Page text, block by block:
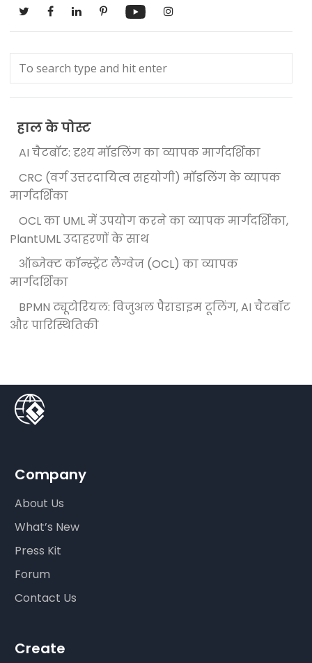
हाल के पोस्ट
AI चैटबॉट: दृश्य मॉडलिंग का व्यापक मार्गदर्शिका
CRC (वर्ग उत्तरदायित्व सहयोगी) मॉडलिंग के व्यापक
मार्गदर्शिका
OCL का UML में उपयोग करने का व्यापक मार्गदर्शिका,
PlantUML उदाहरणों के साथ
ऑब्जेक्ट कॉन्स्ट्रेंट लैंग्वेज (OCL) का व्यापक
मार्गदर्शिका
BPMN ट्यूटोरियल: विजुअल पैराडाइम टूलिंग, AI चैटबॉट
और पारिस्थितिकी
Company
About Us
What’s New
Press Kit
Forum
Contact Us
Create